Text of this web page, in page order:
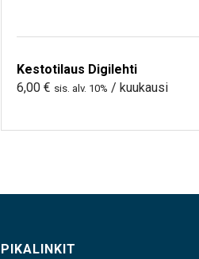
Kestotilaus Digilehti
6,00 € sis. alv. 10% / kuukausi
PIKALINKIT